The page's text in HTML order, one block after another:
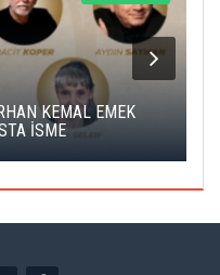
KEMAL EMEK
İSME